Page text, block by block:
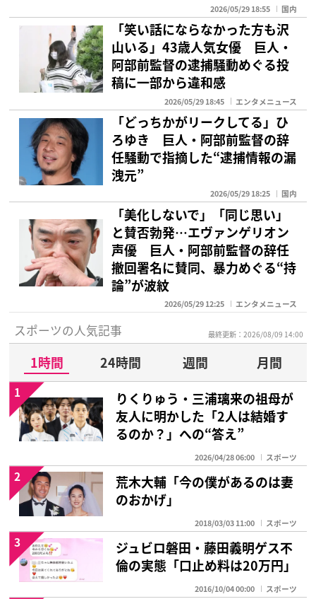
2026/05/29 18:55 国内
「笑い話にならなかった方も沢
山いる」43歳人気女優 巨人・
阿部前監督の逮捕騒動めぐる投
稿に一部から違和感
2026/05/29 18:45 エンタメニュース
「どっちかがリークしてる」ひ
ろゆき 巨人・阿部前監督の辞
任騒動で指摘した“逮捕情報の漏
洩元”
2026/05/29 18:25 国内
「美化しないで」「同じ思い」
と賛否勃発…エヴァンゲリオン
声優 巨人・阿部前監督の辞任
撤回署名に賛同、暴力めぐる“持
論”が波紋
2026/05/29 12:25 エンタメニュース
スポーツの人気記事 最終更新：2026/08/09 14:00
1時間 24時間 週間
月間
りくりゅう・三浦璃来の祖母が
友人に明かした「2人は結婚す
るのか？」への“答え”
2026/04/28 06:00 スポーツ
1
荒木大輔「今の僕があるのは妻
のおかげ」
2018/03/03 11:00 スポーツ
2
ジュビロ磐田・藤田義明ゲス不
倫の実態「口止め料は20万円」
2016/10/04 00:00 スポーツ
3